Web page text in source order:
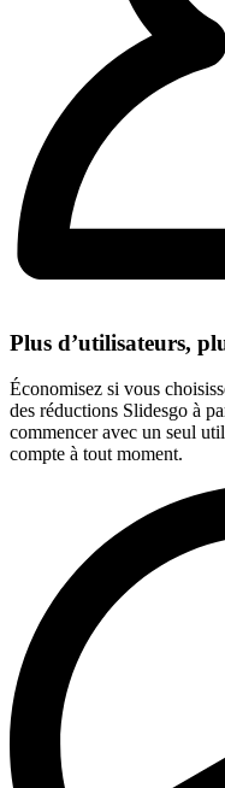
Plus d’utilisateurs,
Économisez si vous
des réductions Slidesgo à
commencer avec un seul
compte à tout moment.